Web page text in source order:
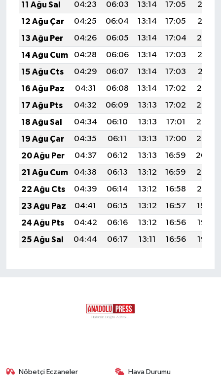
11 Ağu Sal
04:23 06:03 13:14 17:05
20:16
12 Ağu Çar
04:25 06:04 13:14 17:05
20:15
13 Ağu Per
04:26 06:05 13:14 17:04
20:14
14 Ağu Cum
04:28 06:06 13:14 17:03
20:12
15 Ağu Cts
04:29 06:07 13:14 17:03
20:11
16 Ağu Paz
04:31 06:08 13:14 17:02
20:10
17 Ağu Pts
04:32 06:09 13:13 17:02
20:08
18 Ağu Sal
04:34 06:10 13:13 17:01
20:07
19 Ağu Çar
04:35 06:11 13:13 17:00
20:05
20 Ağu Per
04:37 06:12 13:13 16:59
20:04
21 Ağu Cum
04:38 06:13 13:12 16:59
20:02
22 Ağu Cts
04:39 06:14 13:12 16:58
20:01
23 Ağu Paz
04:41 06:15 13:12 16:57
19:59
24 Ağu Pts
04:42 06:16 13:12 16:56
19:58
25 Ağu Sal
04:44 06:17 13:11 16:56 19:56
Nöbetçi Eczaneler Hava Durumu